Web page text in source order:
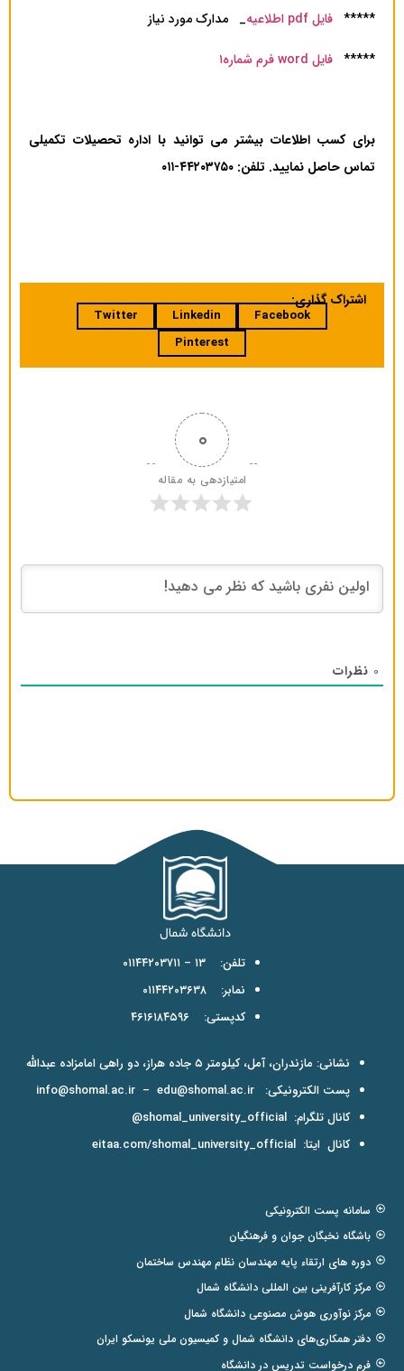
***** فایل pdf اطلاعیه _ مدارک مورد نیاز
***** فایل word فرم شماره۱
برای کسب اطلاعات بیشتر می توانید با اداره تحصیلات تکمیلی
تماس حاصل نمایید. تلفن: ۴۴۲۰۳۷۵۰-۰۱۱
اشتراک گذاری:
Facebook
Linkedin
Twitter
Pinterest
0
امتیازدهی به مقاله
0 نظرات
تلفن: ۱۳ – ۰۱۱۴۴۲۰۳۷۱۱
نمابر: ۰۱۱۴۴۲۰۳۶۳۸
کدپستی: ۴۶۱۶۱۸۴۵۹۶
نشانی: مازندران، آمل، کیلومتر ۵ جاده هراز، دو راهی امامزاده عبدالله
پست الکترونیکی:
info@shomal.ac.ir – edu@shomal.ac.ir
کانال تلگرام: shomal_university_official@
کانال ایتا: eitaa.com/shomal_university_official
سامانه پست الکترونیکی
باشگاه نخبگان جوان و فرهنگیان
دوره های ارتقاء پایه مهندسان نظام مهندس ساختمان
مرکز کارآفرینی بین المللی دانشگاه شمال
مرکز نوآوری هوش مصنوعی دانشگاه شمال
دفتر همکاری‌های دانشگاه شمال و کمیسیون ملی یونسکو ایران
فرم درخواست تدریس در دانشگاه